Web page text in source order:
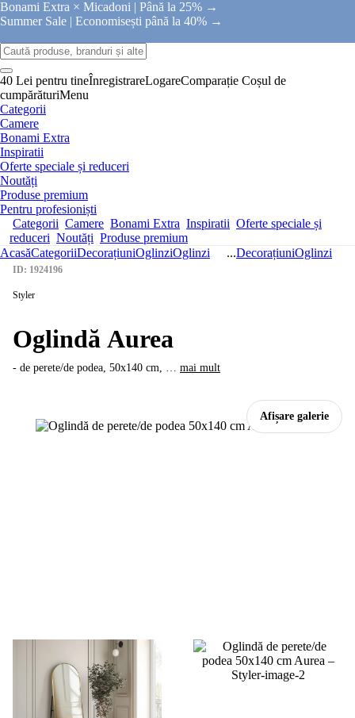
Bonami Extra × Micadoni | Până la 25% →
Summer Sale | Economisești până la 40% →
40 Lei pentru tineÎnregistrareLogareComparație Coșul de
cumpărăturiMenu
Categorii
Camere
Bonami Extra
Inspiratii
Oferte speciale și reduceri
Noutăți
Produse premium
Pentru profesioniști
Categorii Camere Bonami Extra Inspiratii Oferte speciale și
reduceri Noutăți Produse premium
AcasăCategoriiDecorațiuniOglinziOglinzi ...DecorațiuniOglinzi
Afișare galerie
ID: 1924196
Styler
Oglindă Aurea
- de perete/de podea, 50x140 cm, … mai mult